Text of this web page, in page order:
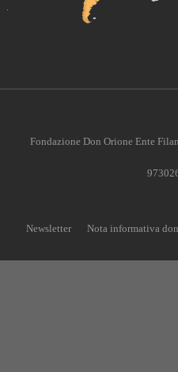
Fondazione Don Orione Ente
Newsletter Nota informativa